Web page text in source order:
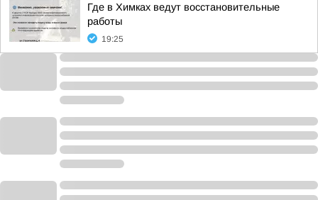
Где в Химках ведут восстановительные
работы
19:25